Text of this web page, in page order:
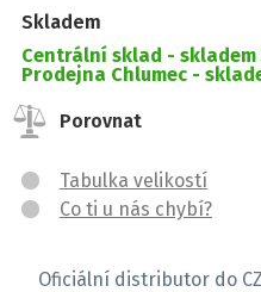
Skladem
Centrální sklad - skladem
Prodejna Chlumec -
Porovnat
Tabulka velikostí
Co ti u nás chybí?
Oficiální distributor do CZ